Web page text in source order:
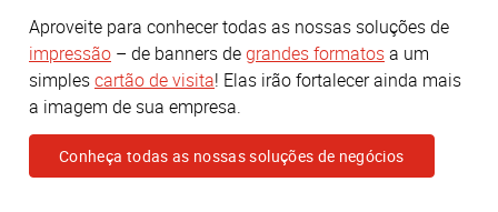
Aproveite para conhecer todas as nossas soluções de
impressão – de banners degrandes formatosa um
simplescartão de visita! Elas irão fortalecer ainda mais
a imagem de sua empresa.
Conheça todas as nossas soluções de negócios